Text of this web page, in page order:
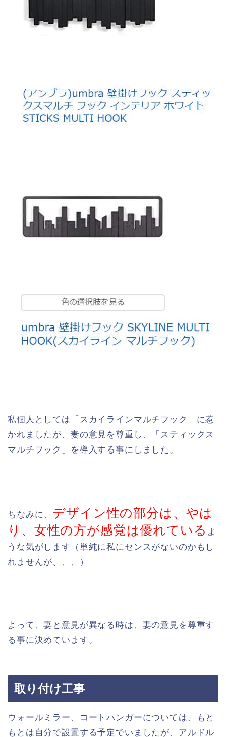
私個人としては「スカイラインマルチフック」に惹
かれましたが、妻の意見を尊重し、「スティックス
マルチフック」を導入する事にしました。
ちなみに、 デザイン性の部分は、やは
り、女性の方が感覚は優れている よ
うな気がします（単純に私にセンスがないのかもし
れませんが、、、）
よって、妻と意見が異なる時は、妻の意見を尊重す
る事に決めています。
取り付け工事
ウォールミラー、コートハンガーについては、もと
もとは自分で設置する予定でいましたが、アルドル